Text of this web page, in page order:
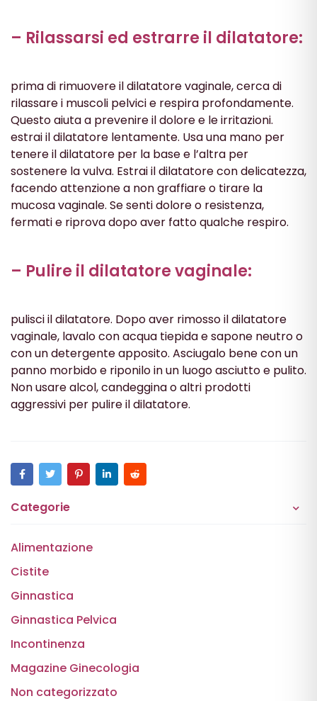
– Rilassarsi ed estrarre il dilatatore:
prima di rimuovere il dilatatore vaginale, cerca di
rilassare i muscoli pelvici e respira profondamente.
Questo aiuta a prevenire il dolore e le irritazioni.
estrai il dilatatore lentamente. Usa una mano per
tenere il dilatatore per la base e l’altra per
sostenere la vulva. Estrai il dilatatore con delicatezza,
facendo attenzione a non graffiare o tirare la
mucosa vaginale. Se senti dolore o resistenza,
fermati e riprova dopo aver fatto qualche respiro.
– Pulire il dilatatore vaginale:
pulisci il dilatatore. Dopo aver rimosso il dilatatore
vaginale, lavalo con acqua tiepida e sapone neutro o
con un detergente apposito. Asciugalo bene con un
panno morbido e riponilo in un luogo asciutto e pulito.
Non usare alcol, candeggina o altri prodotti
aggressivi per pulire il dilatatore.
Categorie
Alimentazione
Cistite
Ginnastica
Ginnastica Pelvica
Incontinenza
Magazine Ginecologia
Non categorizzato